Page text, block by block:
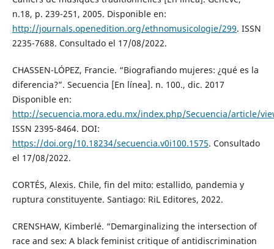
n.18, p. 239-251, 2005. Disponible en:
http://journals.openedition.org/ethnomusicologie/299. ISSN
2235-7688. Consultado el 17/08/2022.
CHASSEN-LÓPEZ, Francie. “Biografiando mujeres: ¿qué es la
diferencia?”. Secuencia [En línea]. n. 100., dic. 2017
Disponible en:
http://secuencia.mora.edu.mx/index.php/Secuencia/article/
ISSN 2395-8464. DOI:
https://doi.org/10.18234/secuencia.v0i100.1575. Consultado
el 17/08/2022.
CORTÉS, Alexis. Chile, fin del mito: estallido, pandemia y
ruptura constituyente. Santiago: RiL Editores, 2022.
CRENSHAW, Kimberlé. “Demarginalizing the intersection of
race and sex: A black feminist critique of antidiscrimination